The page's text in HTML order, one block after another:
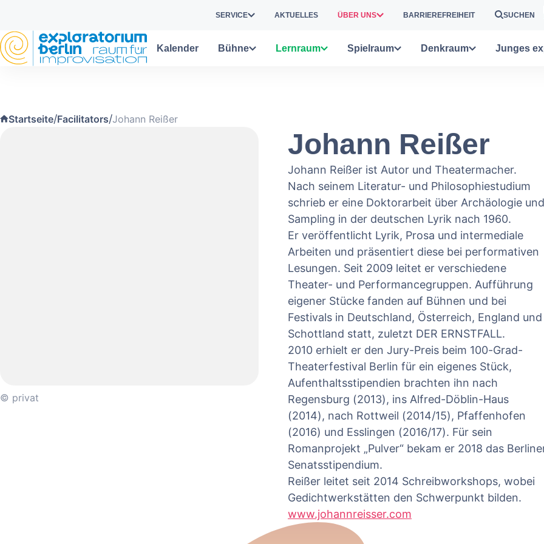
SERVICE AKTUELLES ÜBER UNS BARRIEREFREIHEIT SUCHEN
Kalender Bühne Lernraum Spielraum Denkraum Junges
Startseite/Facilitators/Johann Reißer
© privat
Johann Reißer
Johann Reißer ist Autor und Theatermacher.
Nach seinem Literatur- und Philosophiestudium
schrieb er eine Doktorarbeit über Archäologie und
Sampling in der deutschen Lyrik nach 1960.
Er veröffentlicht Lyrik, Prosa und intermediale
Arbeiten und präsentiert diese bei performativen
Lesungen. Seit 2009 leitet er verschiedene
Theater- und Performancegruppen. Aufführung
eigener Stücke fanden auf Bühnen und bei
Festivals in Deutschland, Österreich, England und
Schottland statt, zuletzt DER ERNSTFALL.
2010 erhielt er den Jury-Preis beim 100-Grad-
Theaterfestival Berlin für ein eigenes Stück,
Aufenthaltsstipendien brachten ihn nach
Regensburg (2013), ins Alfred-Döblin-Haus
(2014), nach Rottweil (2014/15), Pfaffenhofen
(2016) und Esslingen (2016/17). Für sein
Romanprojekt „Pulver“ bekam er 2018 das
Senatsstipendium.
Reißer leitet seit 2014 Schreibworkshops, wobei
Gedichtwerkstätten den Schwerpunkt bilden.
www.johannreisser.com